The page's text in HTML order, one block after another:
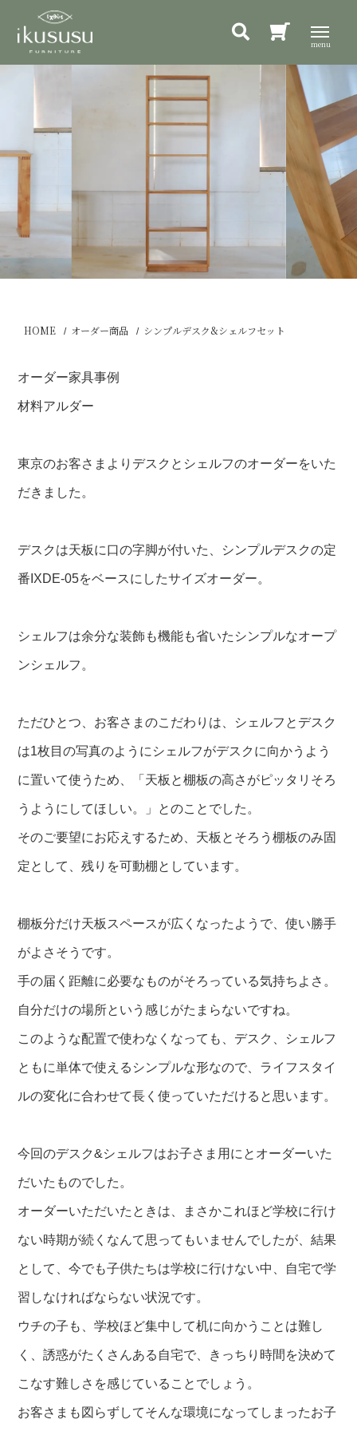
HOME オーダー商品 シンプルデスク&シェルフセット
オーダー家具事例
材料アルダー
東京のお客さまよりデスクとシェルフのオーダーをいた
だきました。
デスクは天板に口の字脚が付いた、シンプルデスクの定
番IXDE-05をベースにしたサイズオーダー。
シェルフは余分な装飾も機能も省いたシンプルなオープ
ンシェルフ。
ただひとつ、お客さまのこだわりは、シェルフとデスク
は1枚目の写真のようにシェルフがデスクに向かうよう
に置いて使うため、「天板と棚板の高さがピッタリそろ
うようにしてほしい。」とのことでした。
そのご要望にお応えするため、天板とそろう棚板のみ固
定として、残りを可動棚としています。
棚板分だけ天板スペースが広くなったようで、使い勝手
がよさそうです。
手の届く距離に必要なものがそろっている気持ちよさ。
自分だけの場所という感じがたまらないですね。
このような配置で使わなくなっても、デスク、シェルフ
ともに単体で使えるシンプルな形なので、ライフスタイ
ルの変化に合わせて長く使っていただけると思います。
今回のデスク&シェルフはお子さま用にとオーダーいた
だいたものでした。
オーダーいただいたときは、まさかこれほど学校に行け
ない時期が続くなんて思ってもいませんでしたが、結果
として、今でも子供たちは学校に行けない中、自宅で学
習しなければならない状況です。
ウチの子も、学校ほど集中して机に向かうことは難し
く、誘惑がたくさんある自宅で、きっちり時間を決めて
こなす難しさを感じていることでしょう。
お客さまも図らずしてそんな環境になってしまったお子